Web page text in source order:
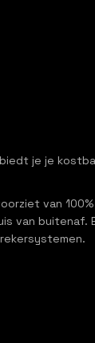
je je
van
buitenaf.